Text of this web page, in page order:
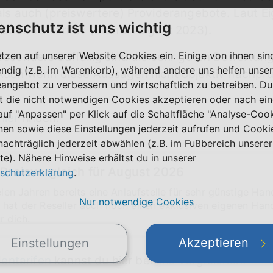
als auch (preiswertere) Providerangebote. Laut
40 Tarife« (Stand: August 2023).
auffällig sind die sehr guten
wenn diese Aussagen nicht objektiv
finden.
für August 2026
Jahren bereits eine Anlaufstelle für sehr günstige
der Reseller auch noch einen exklusiven eigenen
kannst du hier bei uns vergleichen:
ist uns wichtig
auf unserer Website Cookies ein. Einige von ihnen
(z.B. im Warenkorb), während andere uns helfen unser
zu verbessern und wirtschaftlich zu betreiben. Du
die nicht notwendigen Cookies akzeptieren oder nach
"Anpassen" per Klick auf die Schaltfläche "Analyse-
sowie diese Einstellungen jederzeit aufrufen und
jederzeit abwählen (z.B. im Fußbereich unserer
Nähere Hinweise erhältst du in unserer
.
Nur notwendige Cookies
Einstellungen Akzeptieren